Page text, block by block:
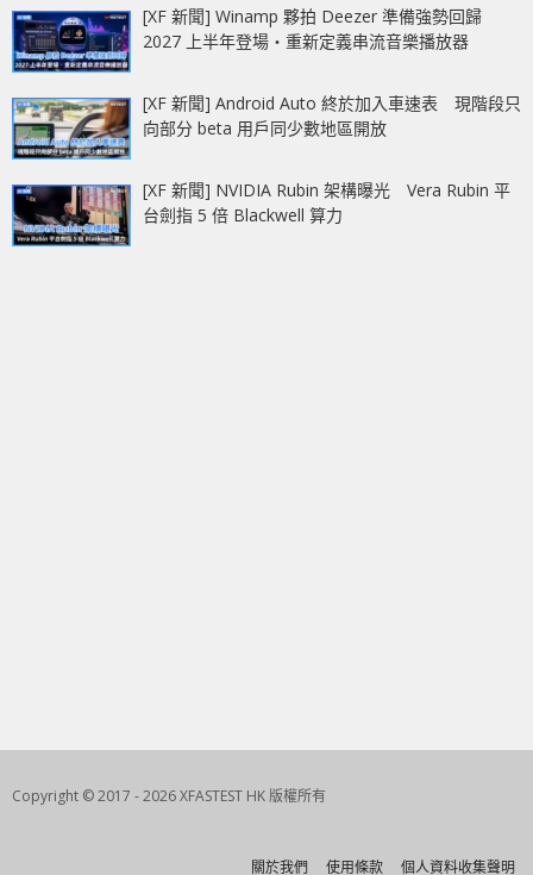
[XF 新聞] Winamp 夥拍 Deezer 準備強勢回歸
2027 上半年登場‧重新定義串流音樂播放器
[XF 新聞] Android Auto 終於加入車速表 現階段只
向部分 beta 用戶同少數地區開放
[XF 新聞] NVIDIA Rubin 架構曝光 Vera Rubin 平
台劍指 5 倍 Blackwell 算力
Copyright © 2017 - 2026 XFASTEST HK 版權所有
關於我們 使用條款 個人資料收集聲明